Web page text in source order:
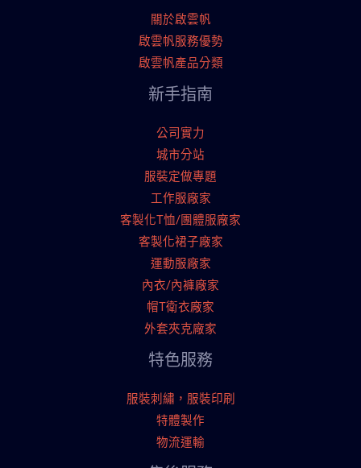
關於啟雲帆
啟雲帆服務優勢
啟雲帆產品分類
新手指南
公司實力
城市分站
服裝定做專題
工作服廠家
客製化T恤/團體服廠家
客製化裙子廠家
運動服廠家
內衣/內褲廠家
帽T衛衣廠家
外套夾克廠家
特色服務
服裝刺繡，服裝印刷
特體製作
物流運輸